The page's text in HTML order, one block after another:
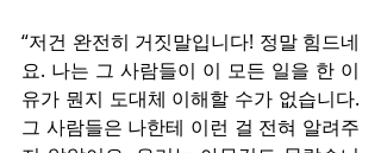
“저건 완전히 거짓말입니다! 정말 힘드네
요. 나는 그 사람들이 이 모든 일을 한 이
유가 뭔지 도대체 이해할 수가 없습니다.
그 사람들은 나한테 이런 걸 전혀 알려주